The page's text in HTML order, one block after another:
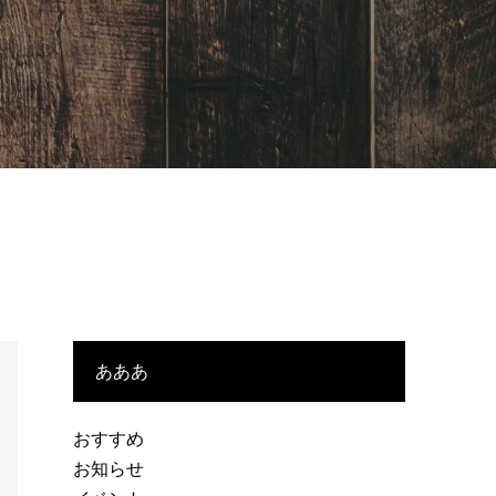
あああ
おすすめ
お知らせ